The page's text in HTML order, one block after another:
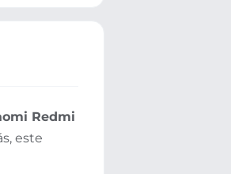
Redmi
este